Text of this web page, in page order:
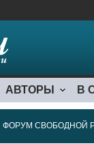
АВТОРЫ В
ФОРУМ СВОБОДНОЙ